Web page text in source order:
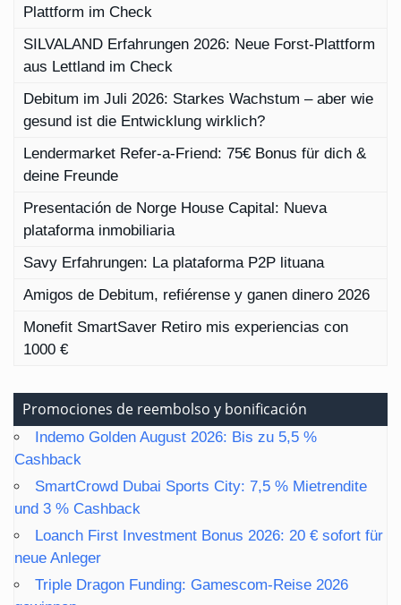
Plattform im Check
SILVALAND Erfahrungen 2026: Neue Forst-Plattform
aus Lettland im Check
Debitum im Juli 2026: Starkes Wachstum – aber wie
gesund ist die Entwicklung wirklich?
Lendermarket Refer-a-Friend: 75€ Bonus für dich &
deine Freunde
Presentación de Norge House Capital: Nueva
plataforma inmobiliaria
Savy Erfahrungen: La plataforma P2P lituana
Amigos de Debitum, refiérense y ganen dinero 2026
Monefit SmartSaver Retiro mis experiencias con
1000 €
Promociones de reembolso y bonificación
Indemo Golden August 2026: Bis zu 5,5 %
Cashback
SmartCrowd Dubai Sports City: 7,5 % Mietrendite
und 3 % Cashback
Loanch First Investment Bonus 2026: 20 € sofort für
neue Anleger
Triple Dragon Funding: Gamescom-Reise 2026